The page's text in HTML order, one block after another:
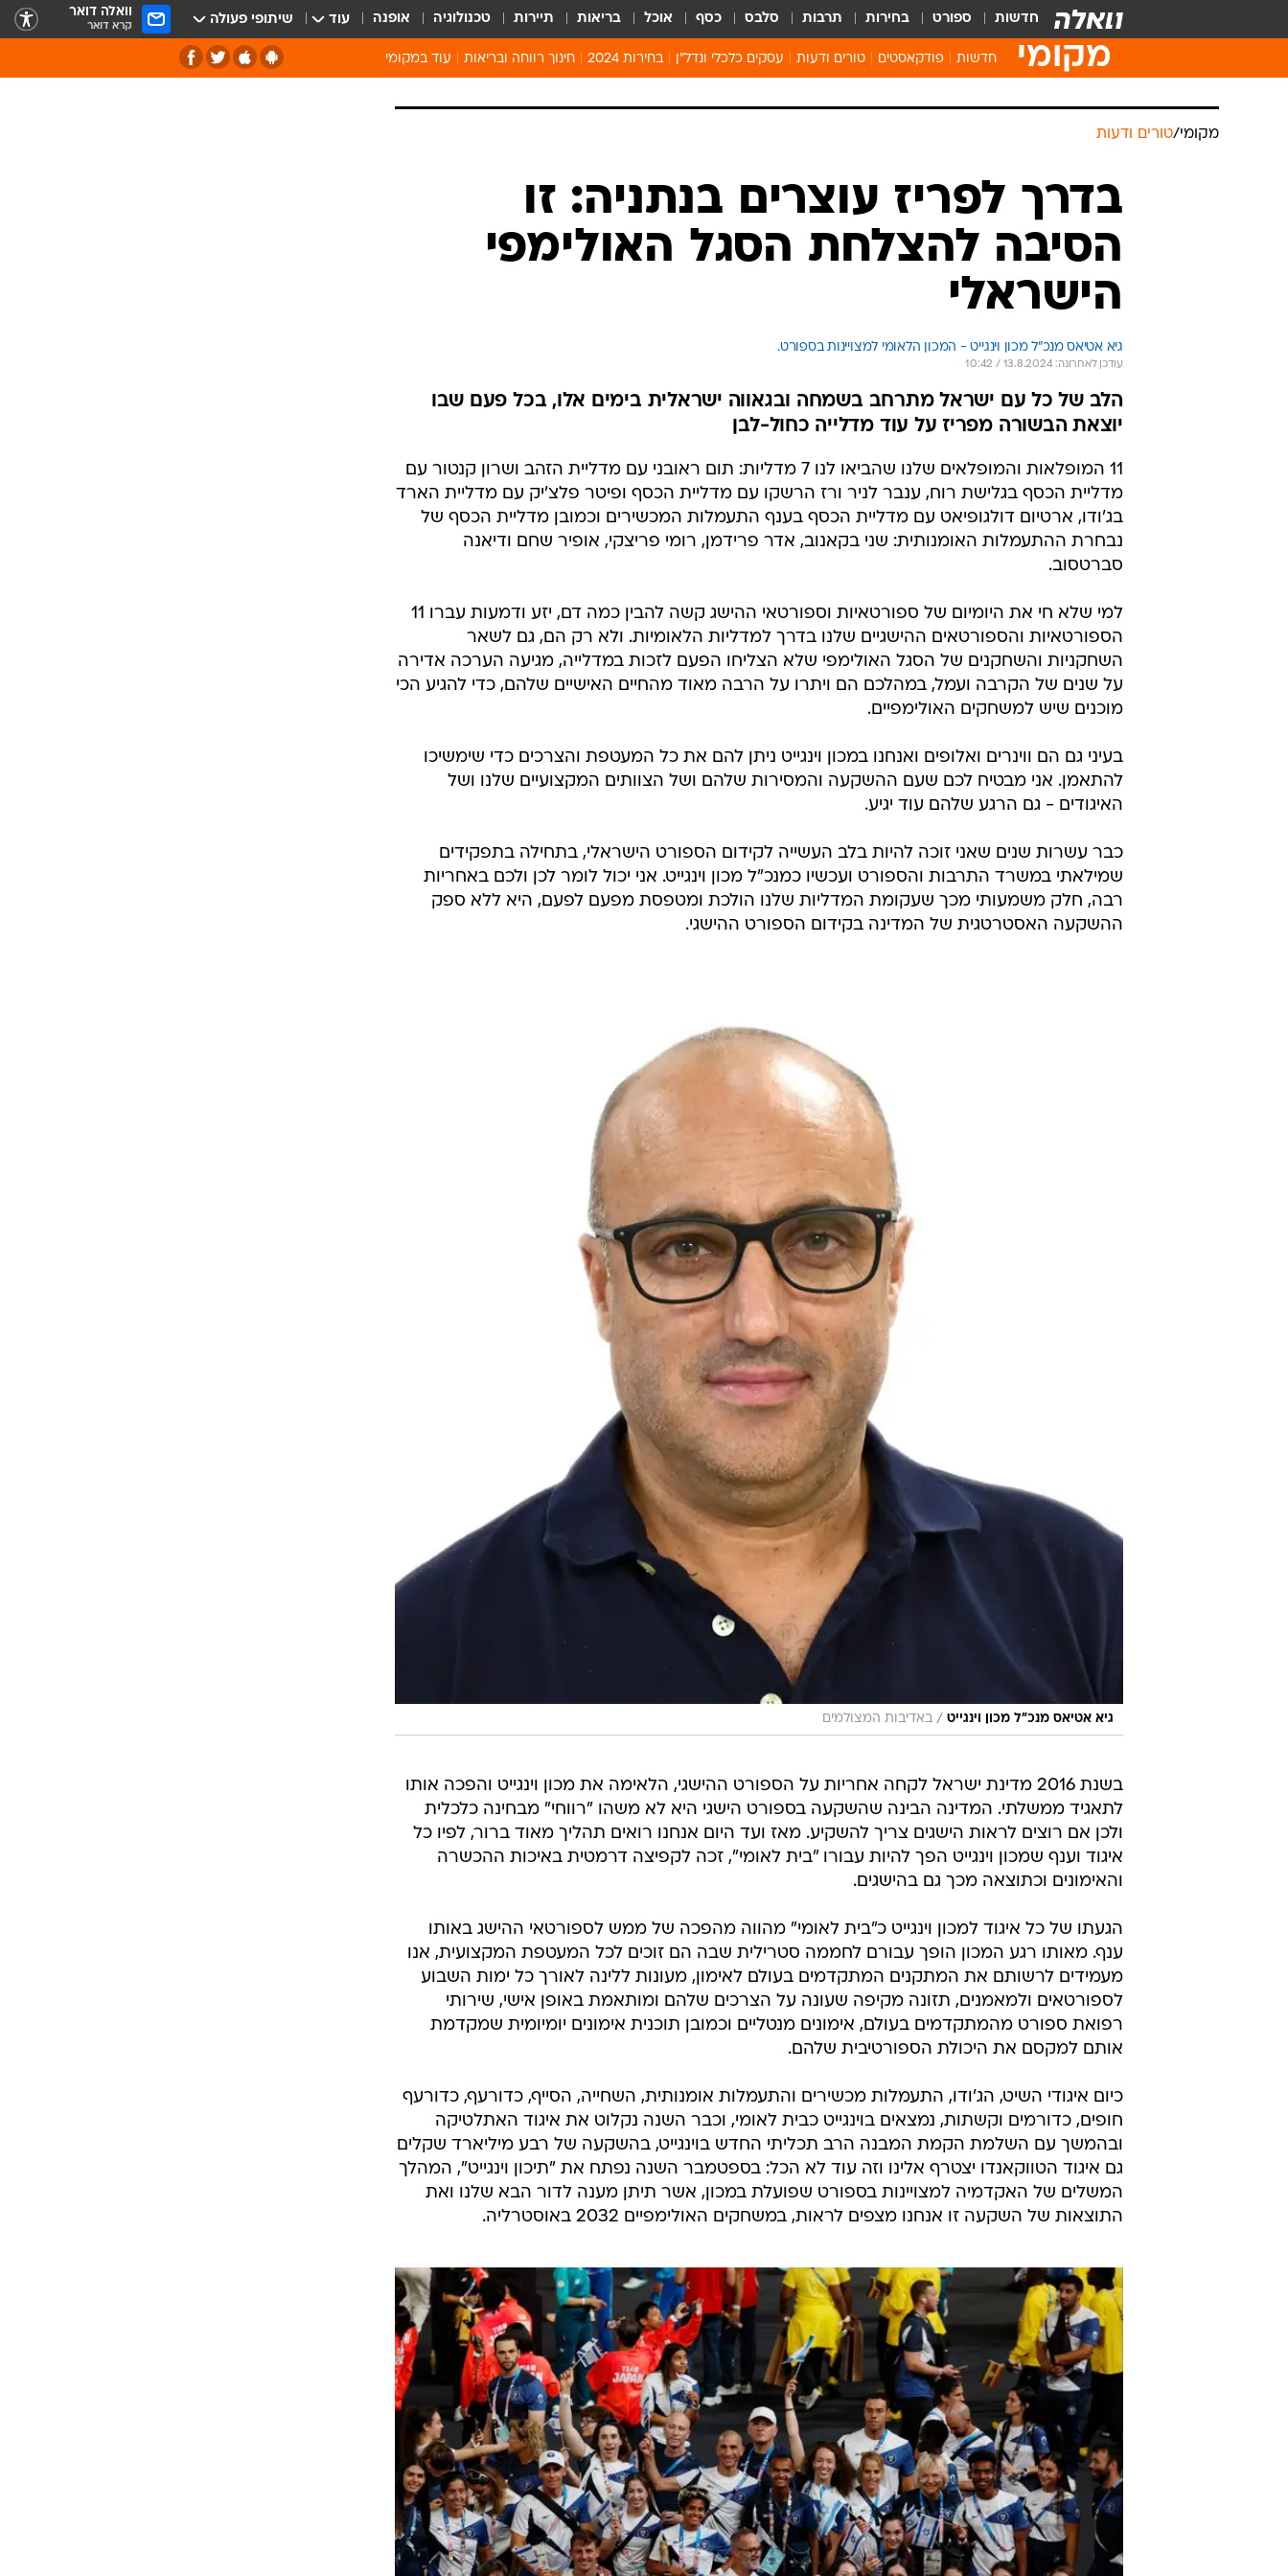
חדשות ספורט בחירות תרבות סלבס כסף אוכל בריאות תיירות טכנולוגיה אופנה עוד שיתופי פעולה וואלה דואר
קרא דואר
מקומי חדשות פודקאסטים טורים ודעות עסקים כלכלי ונדל"ן בחירות 2024 חינוך רווחה ובריאות עוד במקומי
טורים ודעות
בדרך לפריז עוצרים בנתניה: זו
הסיבה להצלחת הסגל האולימפי
הישראלי
גיא אטיאס מנכ״ל מכון וינגייט - המכון הלאומי למצויינות בספורט.
עודכן לאחרונה: 13.8.2024 / 10:42
הלב של כל עם ישראל מתרחב בשמחה ובגאווה ישראלית בימים אלו, בכל פעם שבו
יוצאת הבשורה מפריז על עוד מדלייה כחול-לבן
11 המופלאות והמופלאים שלנו שהביאו לנו 7 מדליות: תום ראובני עם מדליית הזהב ושרון קנטור עם
מדליית הכסף בגלישת רוח, ענבר לניר ורז הרשקו עם מדליית הכסף ופיטר פלצ'יק עם מדליית הארד
בג'ודו, ארטיום דולגופיאט עם מדליית הכסף בענף התעמלות המכשירים וכמובן מדליית הכסף של
נבחרת ההתעמלות האומנותית: שני בקאנוב, אדר פרידמן, רומי פריצקי, אופיר שחם ודיאנה
סברטסוב.
הספורטאיות והספורטאים ההישגיים שלנו בדרך למדליות הלאומיות. ולא רק הם, גם לשאר
השחקניות והשחקנים של הסגל האולימפי שלא הצליחו הפעם לזכות במדלייה, מגיעה הערכה אדירה
על שנים של הקרבה ועמל, במהלכם הם ויתרו על הרבה מאוד מהחיים האישיים שלהם, כדי להגיע הכי
מוכנים שיש למשחקים האולימפיים.
כבר עשרות שנים שאני זוכה להיות בלב העשייה לקידום הספורט הישראלי, בתחילה בתפקידים
שמילאתי במשרד התרבות והספורט ועכשיו כמנכ"ל מכון וינגייט. אני יכול לומר לכן ולכם באחריות
רבה, חלק משמעותי מכך שעקומת המדליות שלנו הולכת ומטפסת מפעם לפעם, היא ללא ספק
ההשקעה האסטרטגית של המדינה בקידום הספורט ההישגי.
גיא אטיאס מנכ״ל מכון וינגייט / באדיבות המצולמים
בשנת 2016 מדינת ישראל לקחה אחריות על הספורט ההישגי, הלאימה את מכון וינגייט והפכה אותו
לתאגיד ממשלתי. המדינה הבינה שהשקעה בספורט הישגי היא לא משהו "רווחי" מבחינה כלכלית
ולכן אם רוצים לראות הישגים צריך להשקיע. מאז ועד היום אנחנו רואים תהליך מאוד ברור, לפיו כל
איגוד וענף שמכון וינגייט הפך להיות עבורו "בית לאומי", זכה לקפיצה דרמטית באיכות ההכשרה
והאימונים וכתוצאה מכך גם בהישגים.
הגעתו של כל איגוד למכון וינגייט כ"בית לאומי" מהווה מהפכה של ממש לספורטאי ההישג באותו
ענף. מאותו רגע המכון הופך עבורם לחממה סטרילית שבה הם זוכים לכל המעטפת המקצועית, אנו
מעמידים לרשותם את המתקנים המתקדמים בעולם לאימון, מעונות ללינה לאורך כל ימות השבוע
לספורטאים ולמאמנים, תזונה מקיפה שעונה על הצרכים שלהם ומותאמת באופן אישי, שירותי
רפואת ספורט מהמתקדמים בעולם, אימונים מנטליים וכמובן תוכנית אימונים יומיומית שמקדמת
כיום איגודי השיט, הג'ודו, התעמלות מכשירים והתעמלות אומנותית, השחייה, הסייף, כדורעף, כדורעף
חופים, כדורמים וקשתות, נמצאים בוינגייט כבית לאומי, וכבר השנה נקלוט את איגוד האתלטיקה
ובהמשך עם השלמת הקמת המבנה הרב תכליתי החדש בוינגייט, בהשקעה של רבע מיליארד שקלים
גם איגוד הטווקאנדו יצטרף אלינו וזה עוד לא הכל: בספטמבר השנה נפתח את "תיכון וינגייט", המהלך
המשלים של האקדמיה למצויינות בספורט שפועלת במכון, אשר תיתן מענה לדור הבא שלנו ואת
התוצאות של השקעה זו אנחנו מצפים לראות, במשחקים האולימפיים 2032 באוסטרליה.